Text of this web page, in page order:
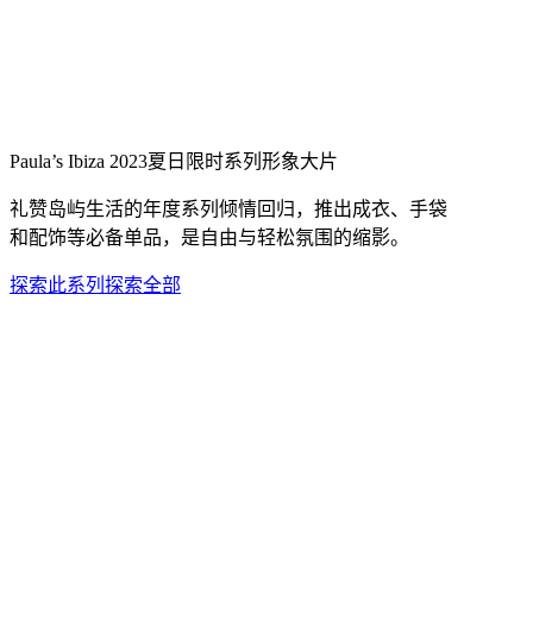
Paula’s Ibiza 2023夏日限时系列形象大片
礼赞岛屿生活的年度系列倾情回归，推出成衣、手袋
和配饰等必备单品，是自由与轻松氛围的缩影。
探索此系列 探索全部